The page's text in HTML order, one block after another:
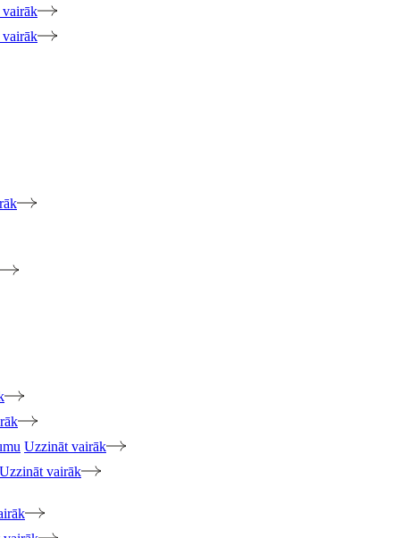
Uzzināt vairāk
Uzzināt vairāk